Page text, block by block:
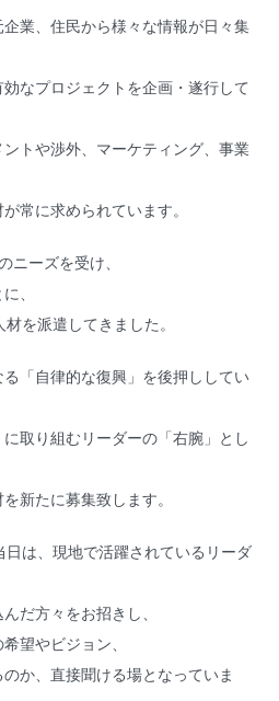
業、住民から様々な情報が日々集
なプロジェクトを企画・遂行して
トや渉外、マーケティング、事業
常に求められています。
ニーズを受け、
、
を派遣してきました。
「自律的な復興」を後押ししてい
に取り組むリーダーの「右腕」とし
新たに募集致します。
は、現地で活躍されているリーダ
だ方々をお招きし、
望やビジョン、
か、直接聞ける場となっていま